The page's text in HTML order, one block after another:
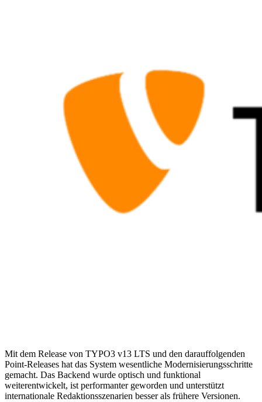
Mit dem Release von TYPO3 v13 LTS und den darauffolgenden
Point-Releases hat das System wesentliche Modernisierungsschritte
gemacht. Das Backend wurde optisch und funktional
weiterentwickelt, ist performanter geworden und unterstützt
internationale Redaktionsszenarien besser als frühere Versionen.